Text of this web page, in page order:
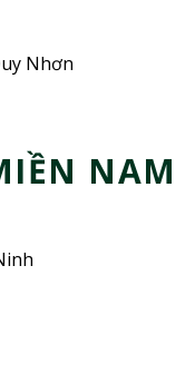
Nhơn
NAM